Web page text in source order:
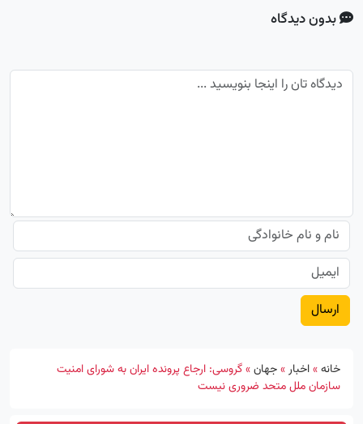
بدون دیدگاه
خانه»اخبار»جهان»گروسی: ارجاع پرونده ایران به شورای امنیت
سازمان ملل متحد ضروری نیست